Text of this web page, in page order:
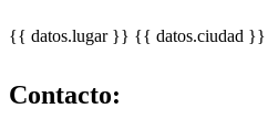
{{ datos.lugar }} {{ datos.ciudad }}
Contacto: